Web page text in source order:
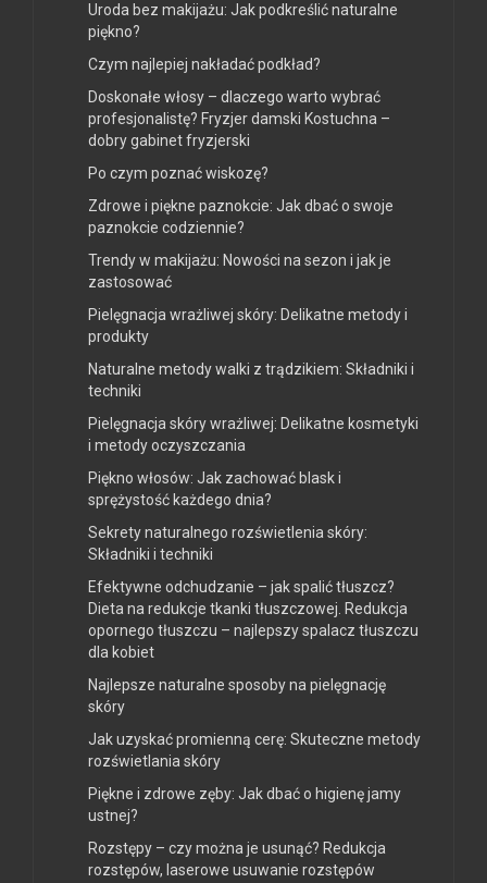
Uroda bez makijażu: Jak podkreślić naturalne
piękno?
Czym najlepiej nakładać podkład?
Doskonałe włosy – dlaczego warto wybrać
profesjonalistę? Fryzjer damski Kostuchna –
dobry gabinet fryzjerski
Po czym poznać wiskozę?
Zdrowe i piękne paznokcie: Jak dbać o swoje
paznokcie codziennie?
Trendy w makijażu: Nowości na sezon i jak je
zastosować
Pielęgnacja wrażliwej skóry: Delikatne metody i
produkty
Naturalne metody walki z trądzikiem: Składniki i
techniki
Pielęgnacja skóry wrażliwej: Delikatne kosmetyki
i metody oczyszczania
Piękno włosów: Jak zachować blask i
sprężystość każdego dnia?
Sekrety naturalnego rozświetlenia skóry:
Składniki i techniki
Efektywne odchudzanie – jak spalić tłuszcz?
Dieta na redukcje tkanki tłuszczowej. Redukcja
opornego tłuszczu – najlepszy spalacz tłuszczu
dla kobiet
Najlepsze naturalne sposoby na pielęgnację
skóry
Jak uzyskać promienną cerę: Skuteczne metody
rozświetlania skóry
Piękne i zdrowe zęby: Jak dbać o higienę jamy
ustnej?
Rozstępy – czy można je usunąć? Redukcja
rozstępów, laserowe usuwanie rozstępów